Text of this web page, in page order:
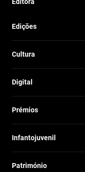
Edições
Cultura
Digital
Prémios
Infantojuvenil
Património